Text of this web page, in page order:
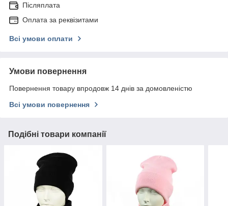
Післяплата
Оплата за реквізитами
Всі умови оплати
Умови повернення
Повернення товару впродовж 14 днів за домовленістю
Всі умови повернення
Подібні товари компанії